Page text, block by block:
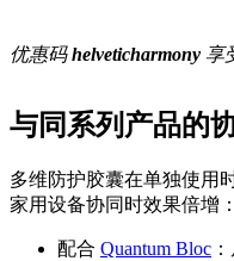
优惠码helveticharmony 享
与同系列产品的
多维防护胶囊在单独使用
家用设备协同时效果倍增：
配合 Quantum Bloc